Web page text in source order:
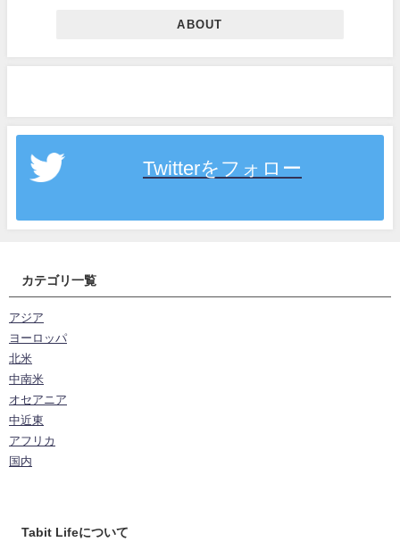
ABOUT
Twitterをフォロー
カテゴリ一覧
アジア
ヨーロッパ
北米
中南米
オセアニア
中近東
アフリカ
国内
Tabit Lifeについて